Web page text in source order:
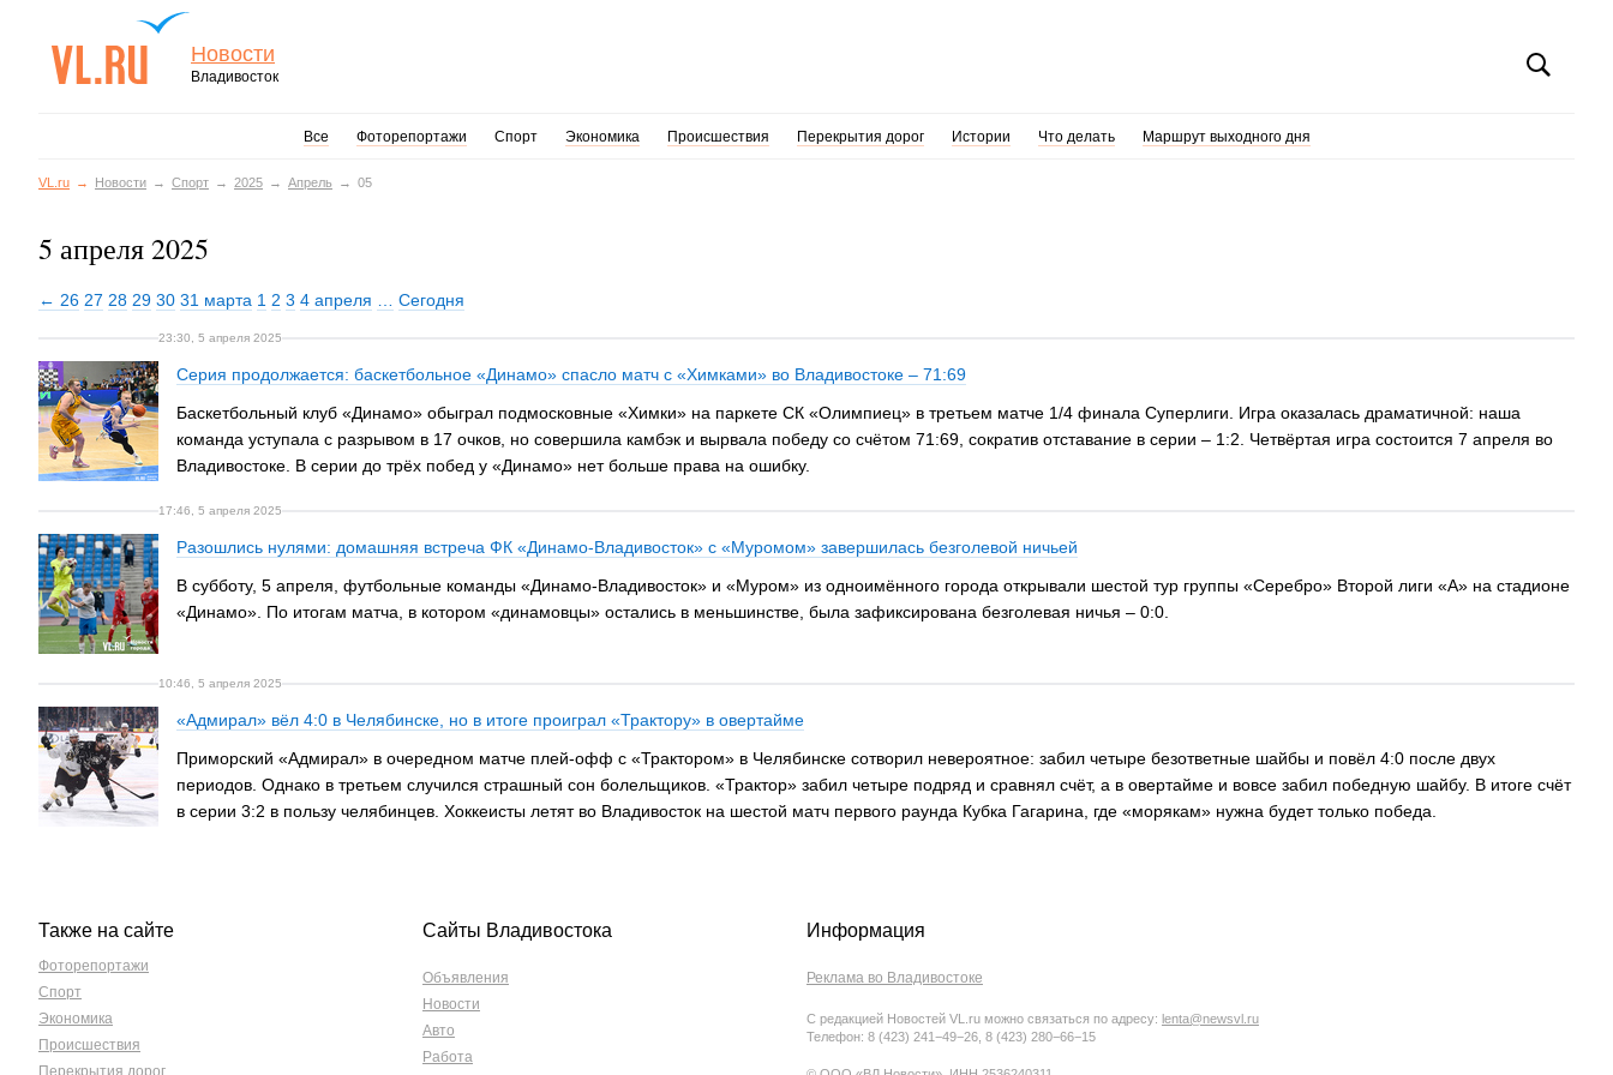
Новости
Владивосток
Все Фоторепортажи Спорт Экономика Происшествия Перекрытия дорог Истории Что делать Маршрут выходного дня
VL.ru Новости Спорт 2025 Апрель 05
5 апреля 2025
← 26 27 28 29 30 31 марта 1 2 3 4 апреля Сегодня
23:30, 5 апреля 2025
Серия продолжается: баскетбольное «Динамо» спасло матч с «Химками» во Владивостоке – 71:69
Баскетбольный клуб «Динамо» обыграл подмосковные «Химки» на паркете СК «Олимпиец» в третьем матче 1/4 финала Суперлиги. Игра оказалась драматичной: наша
команда уступала с разрывом в 17 очков, но совершила камбэк и вырвала победу со счётом 71:69, сократив отставание в серии – 1:2. Четвёртая игра состоится 7 апреля во
Владивостоке. В серии до трёх побед у «Динамо» нет больше права на ошибку.
17:46, 5 апреля 2025
Разошлись нулями: домашняя встреча ФК «Динамо-Владивосток» с «Муромом» завершилась безголевой ничьей
В субботу, 5 апреля, футбольные команды «Динамо-Владивосток» и «Муром» из одноимённого города открывали шестой тур группы «Серебро» Второй лиги «А» на стадионе
«Динамо». По итогам матча, в котором «динамовцы» остались в меньшинстве, была зафиксирована безголевая ничья – 0:0.
10:46, 5 апреля 2025
«Адмирал» вёл 4:0 в Челябинске, но в итоге проиграл «Трактору» в овертайме
Приморский «Адмирал» в очередном матче плей-офф с «Трактором» в Челябинске сотворил невероятное: забил четыре безответные шайбы и повёл 4:0 после двух
периодов. Однако в третьем случился страшный сон болельщиков. «Трактор» забил четыре подряд и сравнял счёт, а в овертайме и вовсе забил победную шайбу. В итоге счёт
в серии 3:2 в пользу челябинцев. Хоккеисты летят во Владивосток на шестой матч первого раунда Кубка Гагарина, где «морякам» нужна будет только победа.
Также на сайте
Фоторепортажи
Спорт
Экономика
Происшествия
Перекрытия дорог
Сайты Владивостока
Объявления
Новости
Авто
Работа
Информация
Реклама во Владивостоке
С редакцией Новостей VL.ru можно связаться по адресу: lenta@newsvl.ru
Телефон: 8 (423) 241−49−26, 8 (423) 280−66−15